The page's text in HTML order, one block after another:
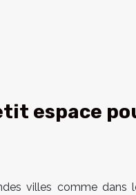
espace
villes comme dans